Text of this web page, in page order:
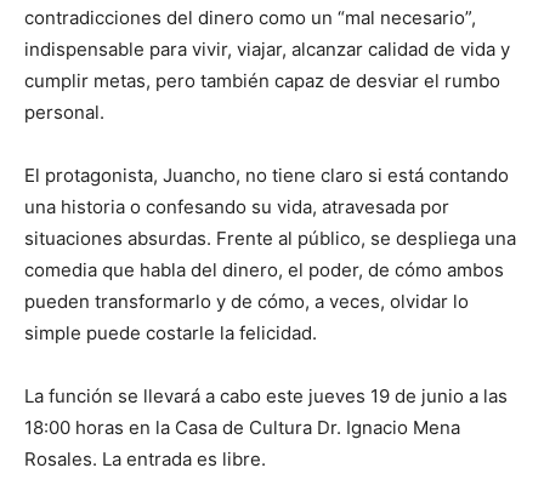
contradicciones del dinero como un “mal necesario”,
indispensable para vivir, viajar, alcanzar calidad de vida y
cumplir metas, pero también capaz de desviar el rumbo
personal.
El protagonista, Juancho, no tiene claro si está contando
una historia o confesando su vida, atravesada por
situaciones absurdas. Frente al público, se despliega una
comedia que habla del dinero, el poder, de cómo ambos
pueden transformarlo y de cómo, a veces, olvidar lo
simple puede costarle la felicidad.
La función se llevará a cabo este jueves 19 de junio a las
18:00 horas en la Casa de Cultura Dr. Ignacio Mena
Rosales. La entrada es libre.